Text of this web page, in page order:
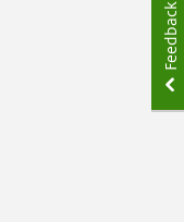
Feedback